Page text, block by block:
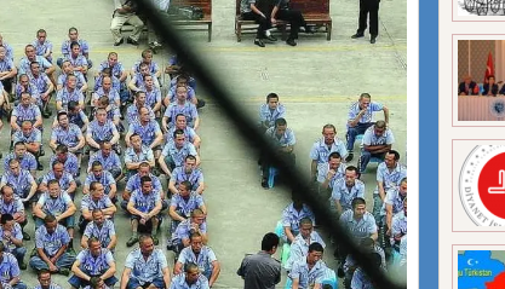
EN AZ 143 BİN UYGUR ÇOCUĞU AİLELERİNDEN KOPARDI